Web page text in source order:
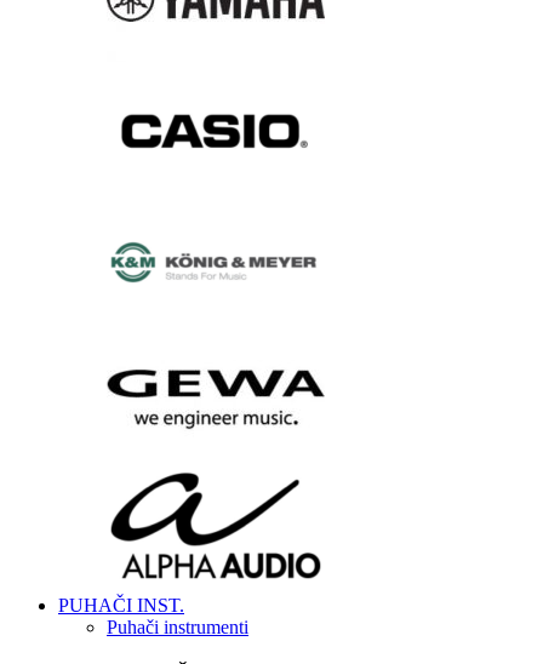
PUHAČI INST.
Puhači instrumenti